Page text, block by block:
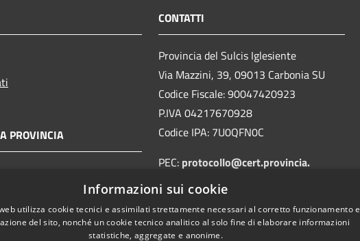
PROVINCIA
CONTATTI
Provincia del Sulcis Iglesiente
Via Mazzini, 39, 09013 Carbonia SU
Codice Fiscale: 90047420923
P.IVA 04217670928
Codice IPA: 7U0QFN0C
PEC: protocollo@cert.provincia.
sulcisiglesiente.it
Informazioni sui cookie
utilizza cookie tecnici e assimilati strettamente necessari al corretto funzionamento e
del sito, nonché un cookie tecnico analitico al solo fine di elaborare informazioni
statistiche, aggregate e anonime.